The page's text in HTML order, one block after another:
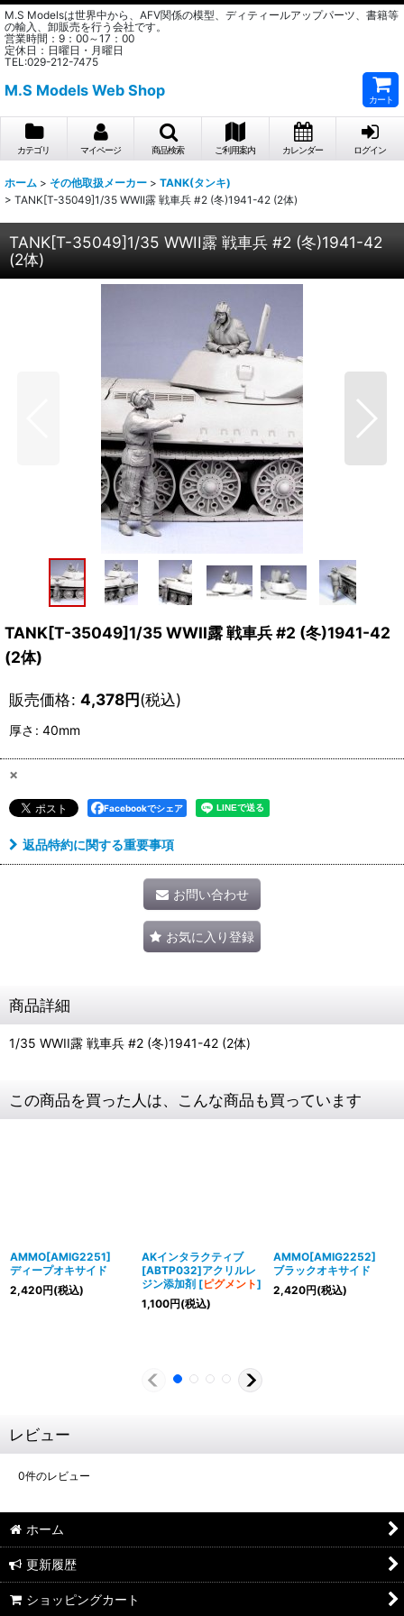
M.S Modelsは世界中から、AFV関係の模型、ディティールアップパーツ、書籍等
の輸入、卸販売を行う会社です。
営業時間：9：00～17：00
定休日：日曜日・月曜日
TEL:029-212-7475
M.S Models Web Shop
カート
カテゴリ マイページ 商品検索 ご利用案内 カレンダー ログイン
ホーム > その他取扱メーカー > TANK(タンキ)
> TANK[T-35049]1/35 WWII露 戦車兵 #2 (冬)1941-42 (2体)
TANK[T-35049]1/35 WWII露 戦車兵 #2 (冬)1941-42
(2体)
TANK[T-35049]1/35 WWII露 戦車兵 #2 (冬)1941-42
(2体)
販売価格: 4,378円(税込)
厚さ : 40mm
×
Facebookでシェア
返品特約に関する重要事項
お問い合わせ
お気に入り登録
商品詳細
1/35 WWII露 戦車兵 #2 (冬)1941-42 (2体)
この商品を買った人は、こんな商品も買っています
AMMO[AMIG2251]
ディープオキサイド
2,420円(税込)
AKインタラクティブ
[ABTP032]アクリルレ
ジン添加剤 [ピグメント]
1,100円(税込)
AMMO[AMIG2252]
ブラックオキサイド
2,420円(税込)
レビュー
0件のレビュー
ホーム
更新履歴
ショッピングカート